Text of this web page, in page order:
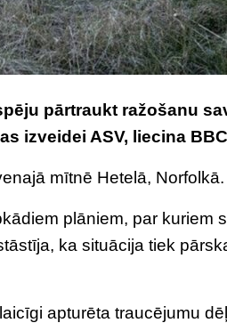
pārtraukt ražošanu
izveidei ASV, liecina
mītnē Hetelā, Norfolkā.
plāniem, par kuriem
ka situācija tiek
apturēta traucējumu